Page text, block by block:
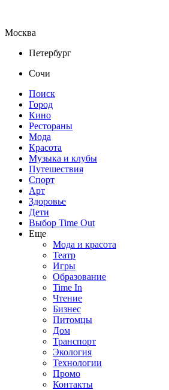
Москва
Петербург
Сочи
Поиск
Город
Кино
Рестораны
Мода
Красота
Музыка и клубы
Путешествия
Спорт
Арт
Здоровье
Дети
Выбор Time Out
Еще
Мода и красота
Театр
Игры
Образование
Time In
Чтение
Бизнес
Питомцы
Дом
Транспорт
Экология
Технологии
Промо
Контакты